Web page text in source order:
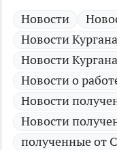
Новости
Новости
Новости
Новости о
Новости
Новости
полученные от